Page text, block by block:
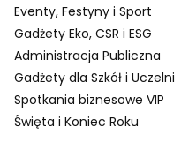
Eventy, Festyny i Sport
Gadżety Eko, CSR i ESG
Administracja Publiczna
Gadżety dla Szkół i Uczelni
Spotkania biznesowe VIP
Święta i Koniec Roku